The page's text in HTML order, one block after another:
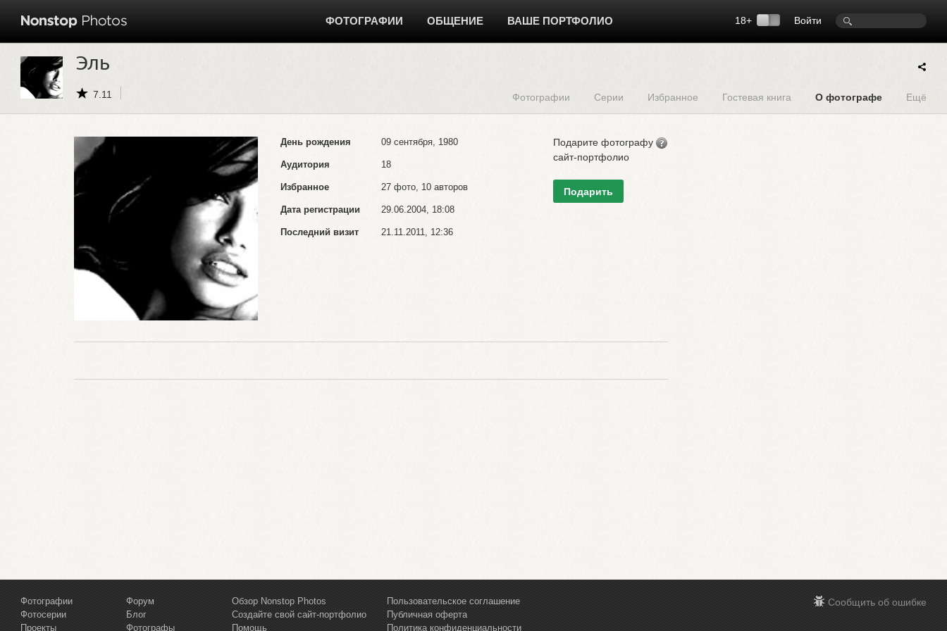
Войти
18+
ФОТОГРАФИИ ОБЩЕНИЕ ВАШЕ ПОРТФОЛИО
Эль
7.11 Фотографии Серии Избранное Гостевая книга О фотографе Ещё
День рождения 09 сентября, 1980
Аудитория 18
Избранное 27 фото, 10 авторов
Дата регистрации 29.06.2004, 18:08
Последний визит 21.11.2011, 12:36
Подарите фотографу
сайт-портфолио
Подарить
Фотографии
Фотосерии
Проекты
Форум
Блог
Фотографы
Обзор Nonstop Photos
Создайте свой сайт-портфолио
Помощь
Пользовательское соглашение
Публичная оферта
Политика конфиденциальности
Сообщить об ошибке